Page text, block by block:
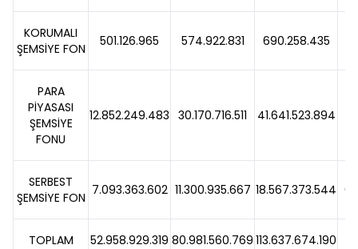
KORUMALI
ŞEMSİYE FON
501.126.965 574.922.831 690.258.435
PARA
PİYASASI
ŞEMSİYE
FONU
12.852.249.483 30.170.716.511 41.641.523.894
SERBEST
ŞEMSİYE FON 7.093.363.602 11.300.935.667 18.567.373.544
TOPLAM 52.958.929.319 80.981.560.769 113.637.674.190